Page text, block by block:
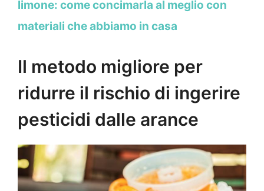
limone: come concimarla al meglio con
materiali che abbiamo in casa
Il metodo migliore per
ridurre il rischio di ingerire
pesticidi dalle arance